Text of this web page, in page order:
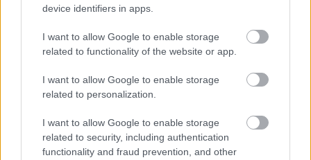
device identifiers in apps.
I want to allow Google to enable storage
related to functionality of the website or app.
I want to allow Google to enable storage
related to personalization.
I want to allow Google to enable storage
related to security, including authentication
functionality and fraud prevention, and other
FILMJEIT IS DÍJAZTÁK VELENCÉBEN